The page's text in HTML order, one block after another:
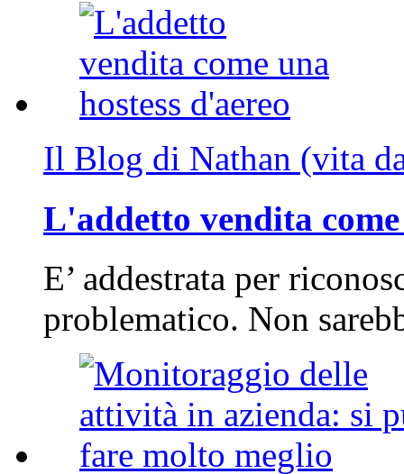
Il Blog di Nathan (vita
L'addetto vendita
E’ addestrata per
problematico. Non